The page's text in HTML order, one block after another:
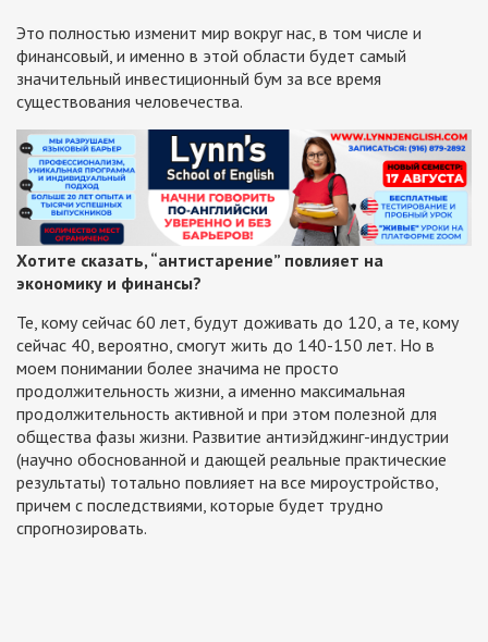
Это полностью изменит мир вокруг нас, в том числе и
финансовый, и именно в этой области будет самый
значительный инвестиционный бум за все время
существования человечества.
Хотите сказать, “антистарение” повлияет на
экономику и финансы?
Те, кому сейчас 60 лет, будут доживать до 120, а те, кому
сейчас 40, вероятно, смогут жить до 140-150 лет. Но в
моем понимании более значима не просто
продолжительность жизни, а именно максимальная
продолжительность активной и при этом полезной для
общества фазы жизни. Развитие антиэйджинг-индустрии
(научно обоснованной и дающей реальные практические
результаты) тотально повлияет на все мироустройство,
причем с последствиями, которые будет трудно
спрогнозировать.